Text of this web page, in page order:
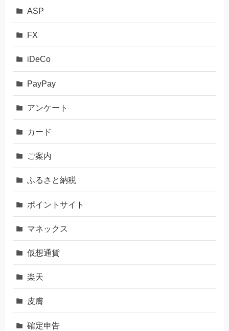
ASP
FX
iDeCo
PayPay
アンケート
カード
ご案内
ふるさと納税
ポイントサイト
マネックス
仮想通貨
楽天
皮膚
確定申告